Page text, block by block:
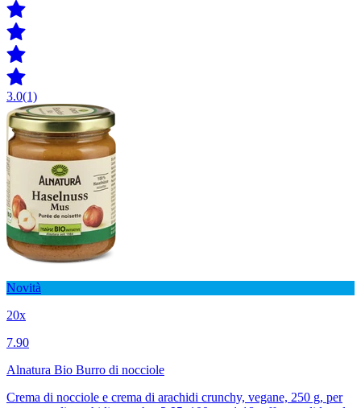
3.0(1)
Novità
20x
7.90
Alnatura Bio Burro di nocciole
Crema di nocciole e crema di arachidi crunchy, vegane, 250 g, per